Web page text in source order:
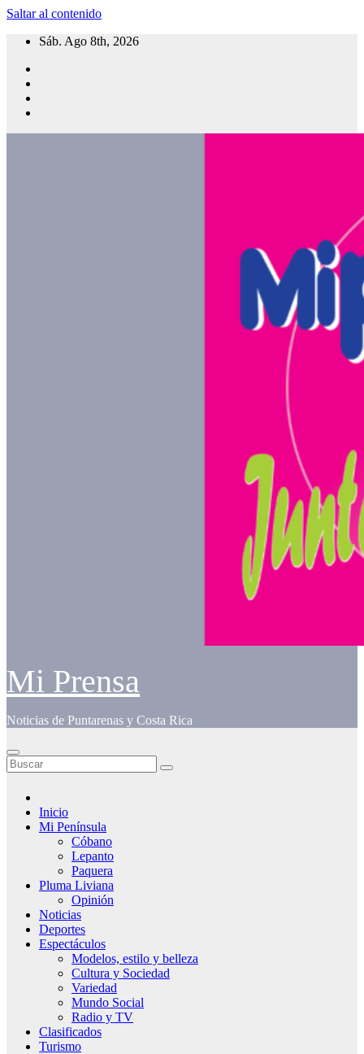
Saltar al contenido
Sáb. Ago 8th, 2026
Mi Prensa
Noticias de Puntarenas y Costa Rica
Inicio
Mi Península
Cóbano
Lepanto
Paquera
Pluma Liviana
Opinión
Noticias
Deportes
Espectáculos
Modelos, estilo y belleza
Cultura y Sociedad
Variedad
Mundo Social
Radio y TV
Clasificados
Turismo